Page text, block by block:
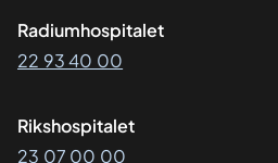
Radiumhospitalet
22 93 40 00
Rikshospitalet
23 07 00 00